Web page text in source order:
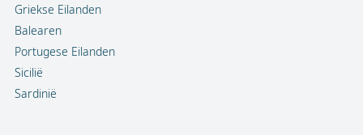
Griekse Eilanden
Balearen
Portugese Eilanden
Sicilië
Sardinië